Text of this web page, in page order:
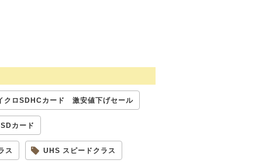
クロSDHCカード 激安値下げセール
カード
ス UHS スピードクラス